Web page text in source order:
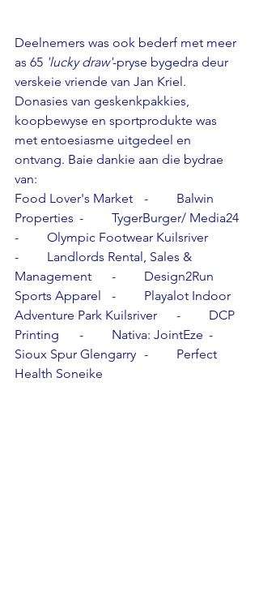
Deelnemers was ook bederf met meer
as 65 'lucky draw'-pryse bygedra deur
verskeie vriende van Jan Kriel.
Donasies van geskenkpakkies,
koopbewyse en sportprodukte was
met entoesiasme uitgedeel en
ontvang. Baie dankie aan die bydrae
van:
Food Lover's Market	-	Balwin
Properties	-	TygerBurger/ Media24
-	Olympic Footwear Kuilsriver
-	Landlords Rental, Sales &
Management	-	Design2Run
Sports Apparel	-	Playalot Indoor
Adventure Park Kuilsriver	-	DCP
Printing	-	Nativa: JointEze	-
Sioux Spur Glengarry	-	Perfect
Health Soneike